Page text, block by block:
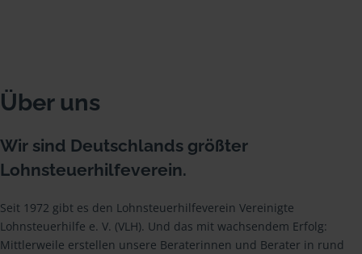
Über uns
Wir sind Deutschlands größter
Lohnsteuerhilfeverein.
Seit 1972 gibt es den Lohnsteuerhilfeverein Vereinigte
Lohnsteuerhilfe e. V. (VLH). Und das mit wachsendem Erfolg:
Mittlerweile erstellen unsere Beraterinnen und Berater in rund